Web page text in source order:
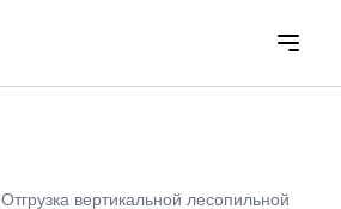
Отгрузка вертикальной лесопильной